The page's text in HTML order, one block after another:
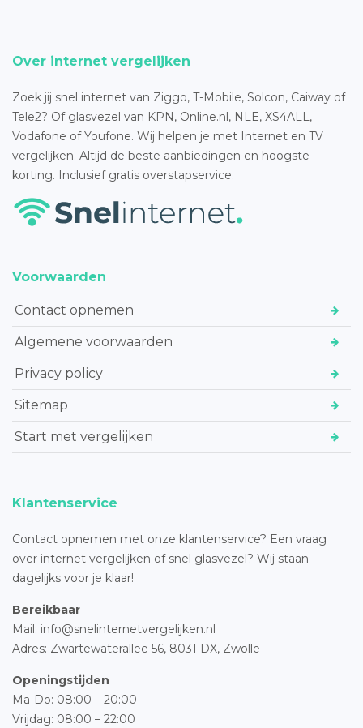
Over internet vergelijken
Zoek jij snel internet van Ziggo, T-Mobile, Solcon, Caiway of
Tele2? Of glasvezel van KPN, Online.nl, NLE, XS4ALL,
Vodafone of Youfone. Wij helpen je met Internet en TV
vergelijken. Altijd de beste aanbiedingen en hoogste
korting. Inclusief gratis overstapservice.
Voorwaarden
Contact opnemen
Algemene voorwaarden
Privacy policy
Sitemap
Start met vergelijken
Klantenservice
Contact opnemen met onze klantenservice? Een vraag
over internet vergelijken of snel glasvezel? Wij staan
dagelijks voor je klaar!
Bereikbaar
Mail: info@snelinternetvergelijken.nl
Adres: Zwartewaterallee 56, 8031 DX, Zwolle
Openingstijden
Ma-Do: 08:00 – 20:00
Vrijdag: 08:00 – 22:00